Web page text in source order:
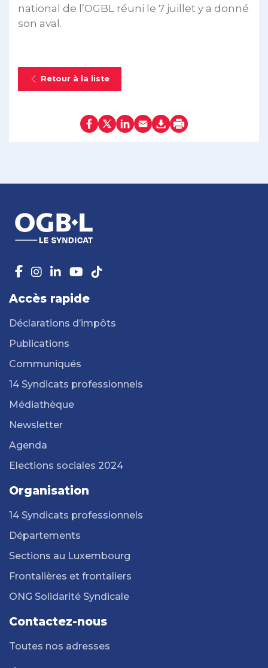
national de l’OGBL réuni le 7 juillet y a donné
son aval.
Retour à la liste
Accès rapide
Déclarations d’impôts
Publications
Communiqués
14 Syndicats professionnels
Médiathèque
Newsletter
Agenda
Elections sociales 2024
Organisation
14 Syndicats professionnels
Départements
Sections au Luxembourg
Frontalières et frontaliers
ONG Solidarité Syndicale
Contactez-nous
Toutes nos adresses